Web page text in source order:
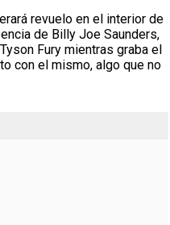
revuelo en el interior de
de Billy Joe Saunders,
Fury mientras graba el
con el mismo, algo que no